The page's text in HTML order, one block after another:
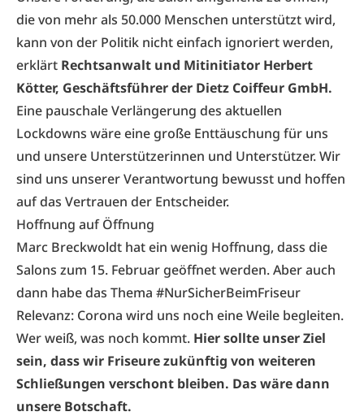
die von mehr als 50.000 Menschen unterstützt wird,
kann von der Politik nicht einfach ignoriert werden,
erklärt Rechtsanwalt und Mitinitiator Herbert
Kötter, Geschäftsführer der Dietz Coiffeur GmbH.
Eine pauschale Verlängerung des aktuellen
Lockdowns wäre eine große Enttäuschung für uns
und unsere Unterstützerinnen und Unterstützer. Wir
sind uns unserer Verantwortung bewusst und hoffen
auf das Vertrauen der Entscheider.
Hoffnung auf Öffnung
Marc Breckwoldt hat ein wenig Hoffnung, dass die
Salons zum 15. Februar geöffnet werden. Aber auch
dann habe das Thema #NurSicherBeimFriseur
Relevanz: Corona wird uns noch eine Weile begleiten.
Wer weiß, was noch kommt. Hier sollte unser Ziel
sein, dass wir Friseure zukünftig von weiteren
Schließungen verschont bleiben. Das wäre dann
unsere Botschaft.